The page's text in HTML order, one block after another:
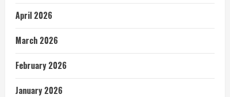
April 2026
March 2026
February 2026
January 2026